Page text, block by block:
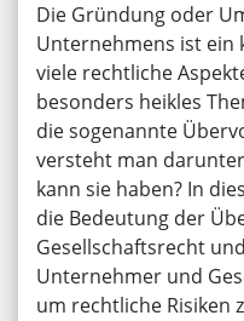
Die Gründung oder
Unternehmens ist ein
viele rechtliche
besonders heikles
die sogenannte
versteht man
kann sie haben? In
die Bedeutung der
Gesellschaftsrecht
Unternehmer und
um rechtliche Risiken